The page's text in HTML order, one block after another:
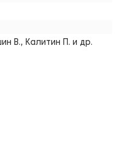
В., Калитин П. и др.